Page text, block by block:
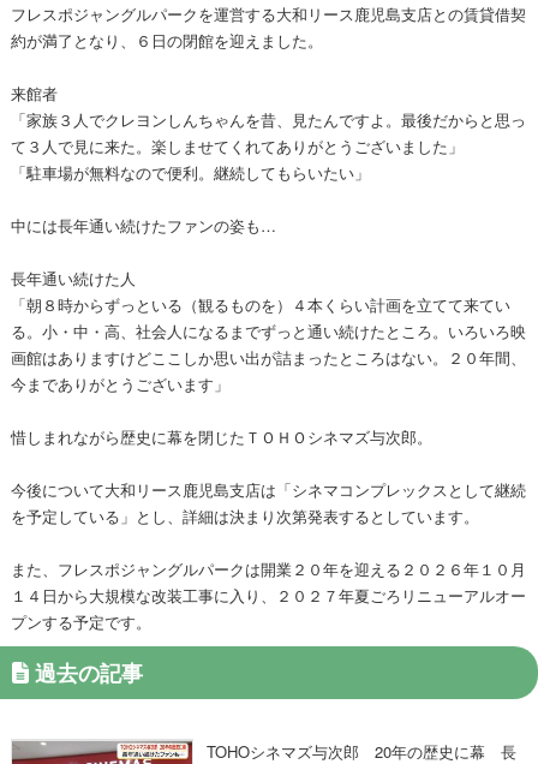
フレスポジャングルパークを運営する大和リース鹿児島支店との賃貸借契
約が満了となり、６日の閉館を迎えました。
来館者
「家族３人でクレヨンしんちゃんを昔、見たんですよ。最後だからと思っ
て３人で見に来た。楽しませてくれてありがとうございました」
「駐車場が無料なので便利。継続してもらいたい」
中には長年通い続けたファンの姿も…
長年通い続けた人
「朝８時からずっといる（観るものを）４本くらい計画を立てて来てい
る。小・中・高、社会人になるまでずっと通い続けたところ。いろいろ映
画館はありますけどここしか思い出が詰まったところはない。２０年間、
今までありがとうございます」
惜しまれながら歴史に幕を閉じたＴＯＨＯシネマズ与次郎。
今後について大和リース鹿児島支店は「シネマコンプレックスとして継続
を予定している」とし、詳細は決まり次第発表するとしています。
また、フレスポジャングルパークは開業２０年を迎える２０２６年１０月
１４日から大規模な改装工事に入り、２０２７年夏ごろリニューアルオー
プンする予定です。
過去の記事
TOHOシネマズ与次郎 20年の歴史に幕 長